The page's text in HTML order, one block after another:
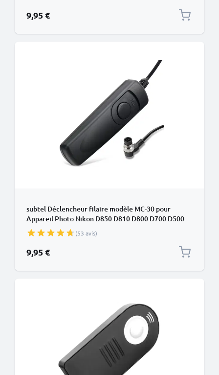
9,95 €
subtel Déclencheur filaire modèle MC-30 pour
Appareil Photo Nikon D850 D810 D800 D700 D500
D300 D200 D100 D5 D4 D3 - Déclencheur à Distance
sans fil pour Caméras Photo
(53 avis)
9,95 €